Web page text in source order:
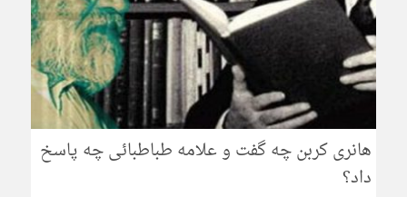
هانری کربن چه گفت و علامه طباطبائی چه پاسخ
داد؟